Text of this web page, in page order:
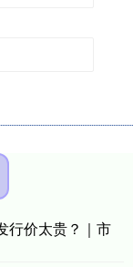
行价太贵？｜市